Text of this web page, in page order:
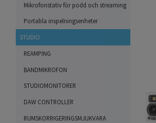
Mikrofonstativ för podd och streaming
Portabla inspelningsenheter
STUDIO
REAMPING
BANDMIKROFON
STUDIOMONITORER
DAW CONTROLLER
RUMSKORRIGERINGSMJUKVARA